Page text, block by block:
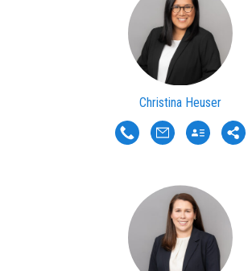
Christina Heuser